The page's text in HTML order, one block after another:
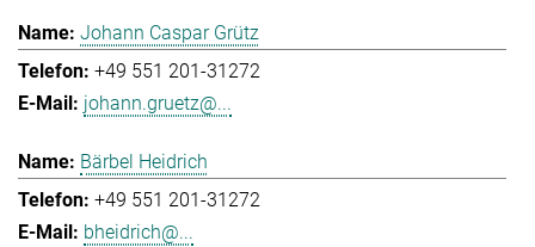
Johann Caspar Grütz
+49 551 201-31272
johann.gruetz@...
Bärbel Heidrich
+49 551 201-31272
bheidrich@...